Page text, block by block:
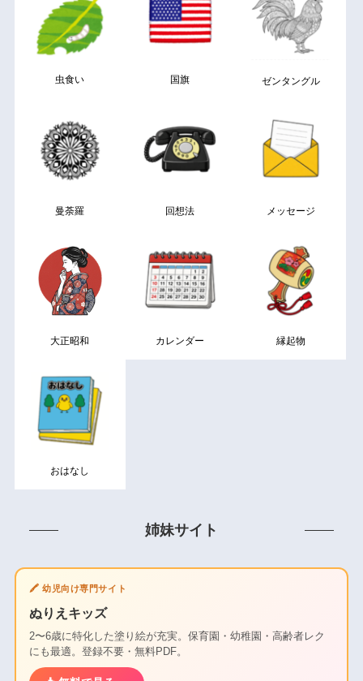
虫食い 国旗 ゼンタングル
曼荼羅 回想法 メッセージ
大正昭和 カレンダー 縁起物
おはなし
姉妹サイト
🖍️ 幼児向け専門サイト
ぬりえキッズ
2〜6歳に特化した塗り絵が充実。保育園・幼稚園・高齢者レク
にも最適。登録不要・無料PDF。